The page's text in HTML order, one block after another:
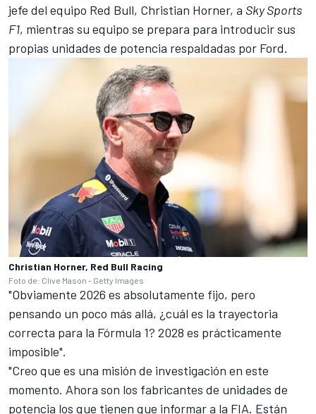
jefe del equipo Red Bull, Christian Horner, a Sky Sports
F1, mientras su equipo se prepara para introducir sus
propias unidades de potencia respaldadas por Ford.
Christian Horner, Red Bull Racing
Foto de: Clive Mason - Getty Images
"Obviamente 2026 es absolutamente fijo, pero
pensando un poco más allá, ¿cuál es la trayectoria
correcta para la Fórmula 1? 2028 es prácticamente
imposible".
"Creo que es una misión de investigación en este
momento. Ahora son los fabricantes de unidades de
potencia los que tienen que informar a la FIA. Están